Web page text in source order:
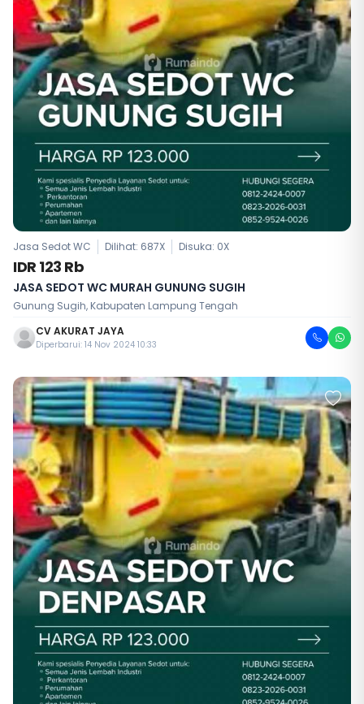
Jasa Sedot WC Dilihat: 687X Disuka: 0X
IDR 123 Rb
JASA SEDOT WC MURAH GUNUNG SUGIH
Gunung Sugih, Kabupaten Lampung Tengah
CV AKURAT JAYA
Diperbarui: 14 Nov 2024 10:33